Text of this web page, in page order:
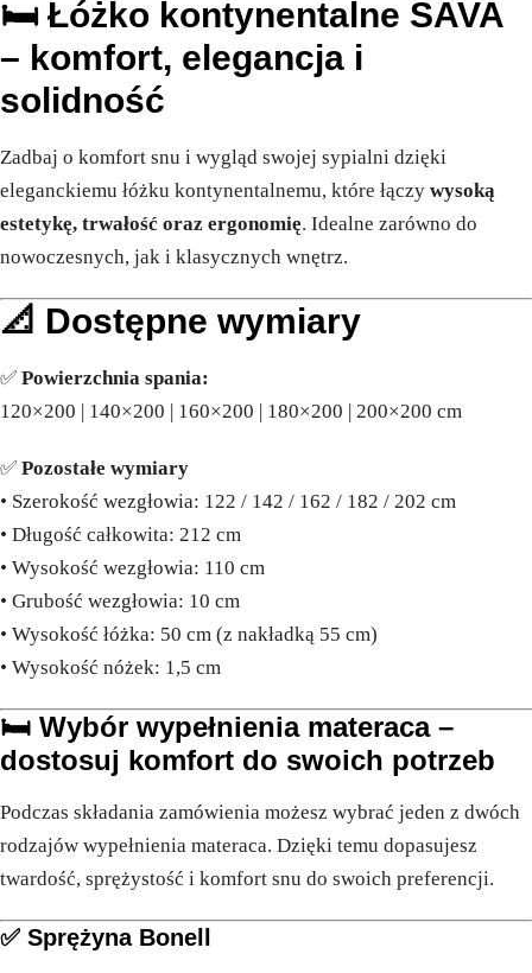
🛏️ Łóżko kontynentalne SAVA
– komfort, elegancja i
solidność
Zadbaj o komfort snu i wygląd swojej sypialni dzięki
eleganckiemu łóżku kontynentalnemu, które łączy wysoką
estetykę, trwałość oraz ergonomię. Idealne zarówno do
nowoczesnych, jak i klasycznych wnętrz.
📐 Dostępne wymiary
✅ Powierzchnia spania:
120×200 | 140×200 | 160×200 | 180×200 | 200×200 cm
✅ Pozostałe wymiary
• Szerokość wezgłowia: 122 / 142 / 162 / 182 / 202 cm
• Długość całkowita: 212 cm
• Wysokość wezgłowia: 110 cm
• Grubość wezgłowia: 10 cm
• Wysokość łóżka: 50 cm (z nakładką 55 cm)
• Wysokość nóżek: 1,5 cm
🛏️ Wybór wypełnienia materaca –
dostosuj komfort do swoich potrzeb
Podczas składania zamówienia możesz wybrać jeden z dwóch
rodzajów wypełnienia materaca. Dzięki temu dopasujesz
twardość, sprężystość i komfort snu do swoich preferencji.
✅ Sprężyna Bonell